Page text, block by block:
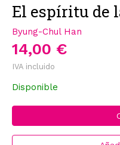
El espíritu de
Byung-Chul Han
14,00 €
IVA incluido
Disponible